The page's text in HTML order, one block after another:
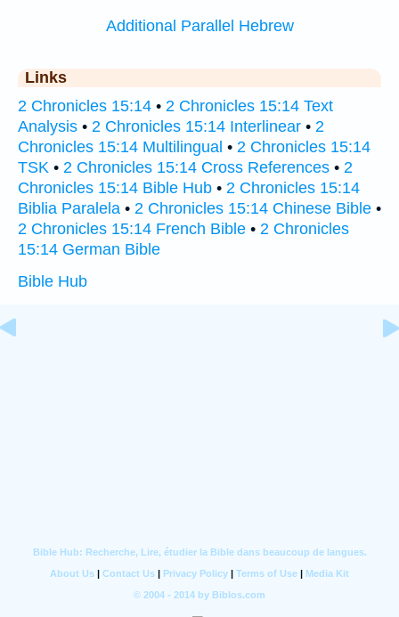
Additional Parallel Hebrew
Links
2 Chronicles 15:14 • 2 Chronicles 15:14 Text
Analysis • 2 Chronicles 15:14 Interlinear • 2
Chronicles 15:14 Multilingual • 2 Chronicles 15:14
TSK • 2 Chronicles 15:14 Cross References • 2
Chronicles 15:14 Bible Hub • 2 Chronicles 15:14
Biblia Paralela • 2 Chronicles 15:14 Chinese Bible •
2 Chronicles 15:14 French Bible • 2 Chronicles
15:14 German Bible
Bible Hub